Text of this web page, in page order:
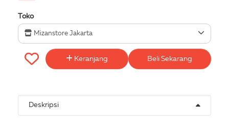
Toko
Mizanstore Jakarta
Keranjang Beli Sekarang
Deskripsi